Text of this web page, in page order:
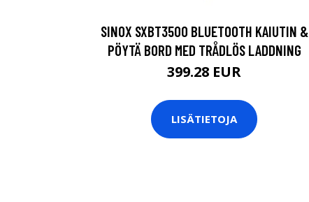
SINOX SXBT3500 BLUETOOTH KAIUTIN &
PÖYTÄ BORD MED TRÅDLÖS LADDNING
399.28 EUR
LISÄTIETOJA